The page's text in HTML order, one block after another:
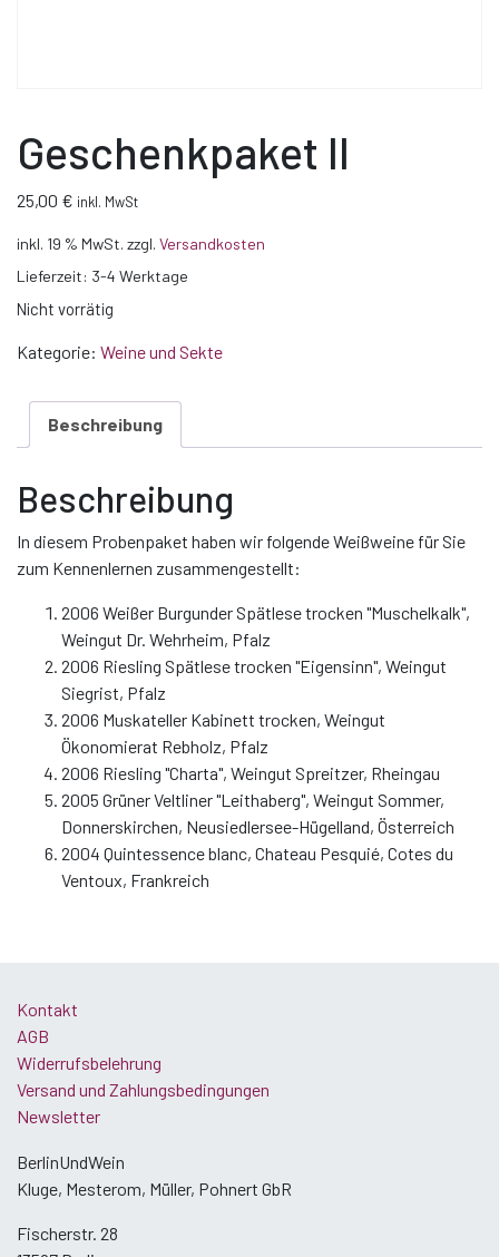
Geschenkpaket II
25,00 € inkl. MwSt
inkl. 19 % MwSt. zzgl. Versandkosten
Lieferzeit: 3-4 Werktage
Nicht vorrätig
Kategorie: Weine und Sekte
Beschreibung
Beschreibung
In diesem Probenpaket haben wir folgende Weißweine für Sie
zum Kennenlernen zusammengestellt:
2006 Weißer Burgunder Spätlese trocken "Muschelkalk",
Weingut Dr. Wehrheim, Pfalz
2006 Riesling Spätlese trocken "Eigensinn", Weingut
Siegrist, Pfalz
2006 Muskateller Kabinett trocken, Weingut
Ökonomierat Rebholz, Pfalz
2006 Riesling "Charta", Weingut Spreitzer, Rheingau
2005 Grüner Veltliner "Leithaberg", Weingut Sommer,
Donnerskirchen, Neusiedlersee-Hügelland, Österreich
2004 Quintessence blanc, Chateau Pesquié, Cotes du
Ventoux, Frankreich
Kontakt
AGB
Widerrufsbelehrung
Versand und Zahlungsbedingungen
Newsletter
BerlinUndWein
Kluge, Mesterom, Müller, Pohnert GbR
Fischerstr. 28